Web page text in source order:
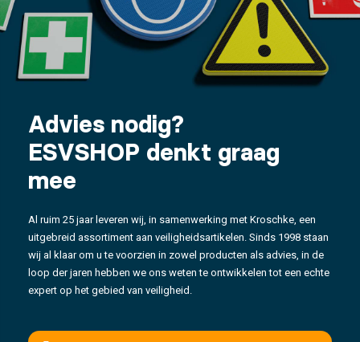
Advies nodig?
ESVSHOP denkt graag
mee
Al ruim 25 jaar leveren wij, in samenwerking met Kroschke, een
uitgebreid assortiment aan veiligheidsartikelen. Sinds 1998 staan
wij al klaar om u te voorzien in zowel producten als advies, in de
loop der jaren hebben we ons weten te ontwikkelen tot een echte
expert op het gebied van veiligheid.